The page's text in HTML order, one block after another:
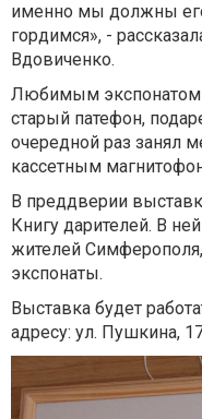
именно мы должны
гордимся», -
Вдовиченко.
Любимым экспонатом
старый патефон,
очередной раз занял
кассетным
В преддверии
Книгу дарителей. В
жителей
экспонаты.
Выставка будет
адресу: ул. Пушкина,